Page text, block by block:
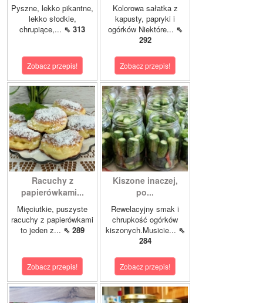
Pyszne, lekko pikantne,
lekko słodkie,
chrupiące,... ⇖ 313
Zobacz przepis!
Kolorowa sałatka z
kapusty, papryki i
ogórków Niektóre... ⇖
292
Zobacz przepis!
Racuchy z
papierówkami...
Mięciutkie, puszyste
racuchy z papierówkami
to jeden z... ⇖ 289
Zobacz przepis!
Kiszone inaczej,
po...
Rewelacyjny smak i
chrupkość ogórków
kiszonych.Musicie... ⇖
284
Zobacz przepis!